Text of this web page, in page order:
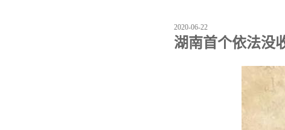
2020-06-22
湖南首个依法没